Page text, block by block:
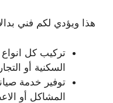
هذا ويؤدي لكم فني
تركيب كل انواع
السكنية أو
توفير خدمة
المشاكل أو